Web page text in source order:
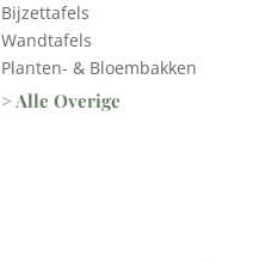
Bijzettafels
Wandtafels
Planten- & Bloembakken
> Alle Overige